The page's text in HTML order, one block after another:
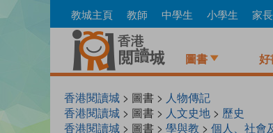
to
教城主頁 教師 中學生 小學生 家長
圖書 好
香港閱讀城 > 圖書 > 人物傳記
香港閱讀城 > 圖書 > 人文史地 > 歷史
香港閱讀城 > 圖書 > 學與教 > 個人、社會